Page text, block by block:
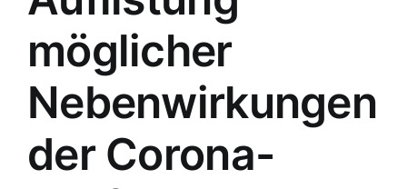
möglicher
Nebenwirkungen
der Corona-